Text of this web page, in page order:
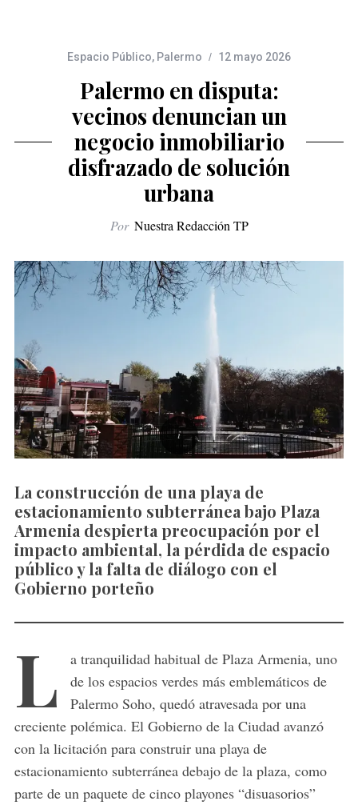
Espacio Público, Palermo 12 mayo 2026
Palermo en disputa:
vecinos denuncian un
negocio inmobiliario
disfrazado de solución
urbana
Por Nuestra Redacción TP
La construcción de una playa de
estacionamiento subterránea bajo Plaza
Armenia despierta preocupación por el
impacto ambiental, la pérdida de espacio
público y la falta de diálogo con el
Gobierno porteño
L
a tranquilidad habitual de Plaza Armenia, uno
de los espacios verdes más emblemáticos de
Palermo Soho, quedó atravesada por una
creciente polémica. El Gobierno de la Ciudad avanzó
con la licitación para construir una playa de
estacionamiento subterránea debajo de la plaza, como
parte de un paquete de cinco playones “disuasorios”